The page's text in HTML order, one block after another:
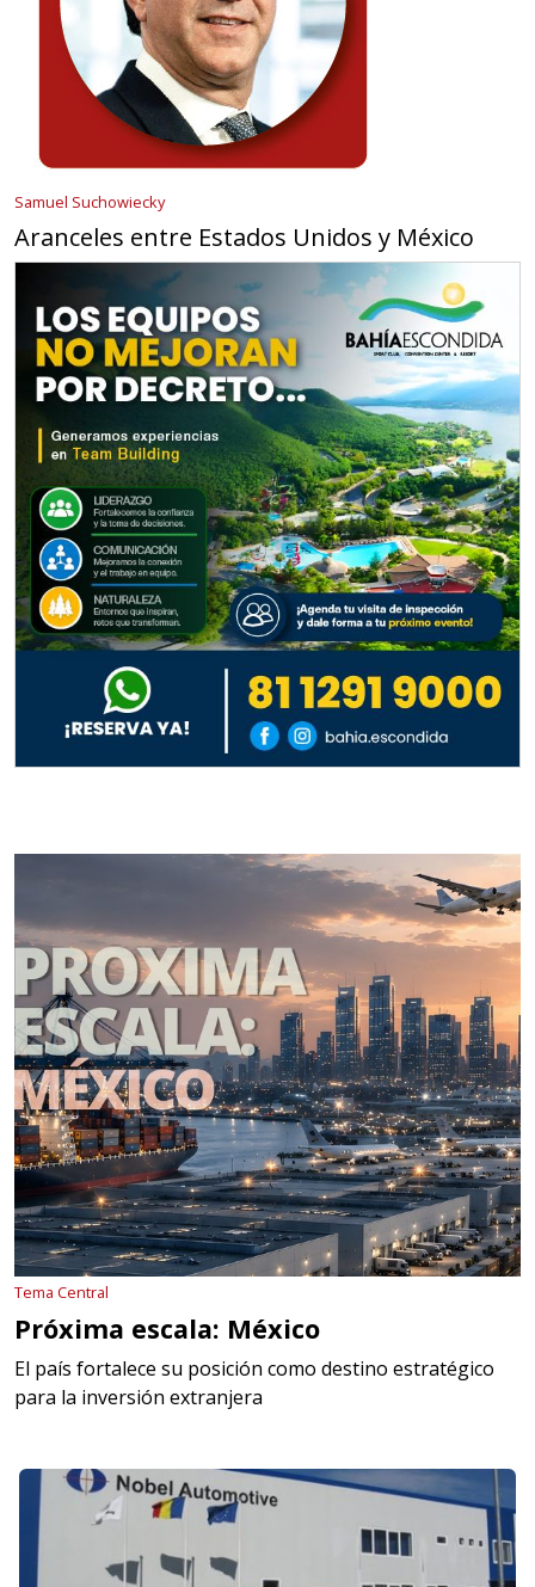
Samuel Suchowiecky
Aranceles entre Estados Unidos y México
Tema Central
Próxima escala: México
El país fortalece su posición como destino estratégico
para la inversión extranjera